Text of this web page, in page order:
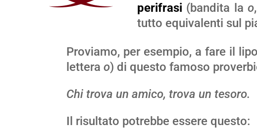
perifrasi (bandita lao
tutto equivalenti sul
Proviamo, per esempio, a fare il
letterao) di questo famoso
Chi trova un amico, trova un tesoro.
Il risultato potrebbe essere questo: